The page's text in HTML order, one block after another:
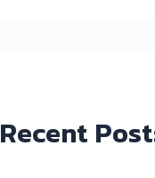
Recent